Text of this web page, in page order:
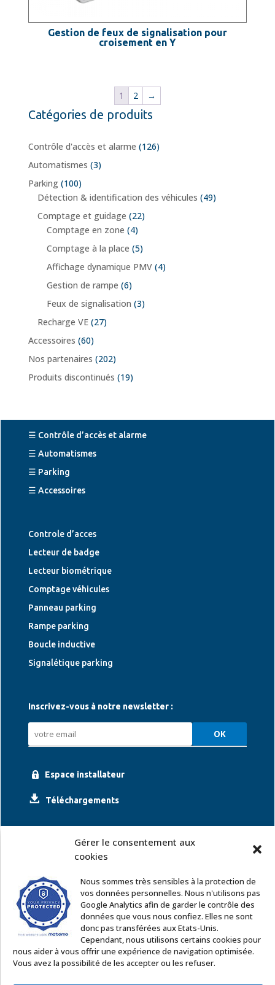
Gérer le consentement aux
cookies
Nous sommes très sensibles à la protection de
vos données personnelles. Nous n'utilisons pas
Google Analytics afin de garder le contrôle des
données que vous nous confiez. Elles ne sont
donc pas transférées aux Etats-Unis.
Cependant, nous utilisons certains cookies pour
nous aider à vous offrir une expérience de navigation optimisée.
Vous avez la possibilité de les accepter ou les refuser.
Gestion de feux de signalisation pour
croisement en Y
1 2 →
Catégories de produits
Contrôle d'accès et alarme (126)
Automatismes (3)
Parking (100)
Détection & identification des véhicules (49)
Comptage et guidage (22)
Comptage en zone (4)
Comptage à la place (5)
Affichage dynamique PMV (4)
Gestion de rampe (6)
Feux de signalisation (3)
Recharge VE (27)
Accessoires (60)
Nos partenaires (202)
Produits discontinués (19)
☰ Contrôle d’accès et alarme
☰ Automatismes
☰ Parking
☰ Accessoires
Controle d’acces
Lecteur de badge
Lecteur biométrique
Comptage véhicules
Panneau parking
Rampe parking
Boucle inductive
Signalétique parking
Inscrivez-vous à notre newsletter :
Espace installateur
Téléchargements
ACCOR SOLUTIONS
2 rue Léonard de Vinci – 91220 Le Plessis Pâté
Tél. : 01 60 85 64 62
Email:commercial@accor-solutions.com